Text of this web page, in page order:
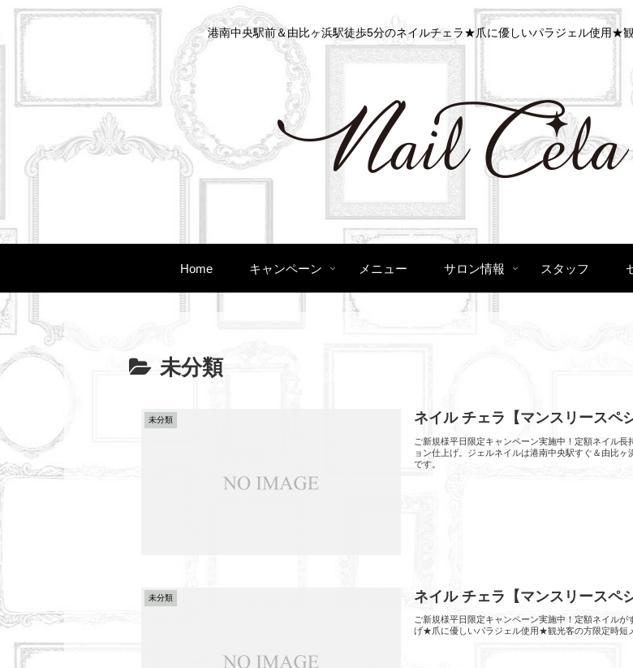
港南中央駅前＆由比ヶ浜駅徒歩5分のネイルチェラ★爪に優しいパラジェル使用★
Home キャンペーン メニュー サロン情報 スタッフ
未分類
未分類 ネイル チェラ【マンスリースペ
ご新規様平日限定キャンペーン実施中！定額ネイル
ョン仕上げ。ジェルネイルは港南中央駅すぐ＆由比
です。
未分類 ネイル チェラ【マンスリースペ
ご新規様平日限定キャンペーン実施中！定額ネイル
げ★爪に優しいパラジェル使用★観光客の方限定時短